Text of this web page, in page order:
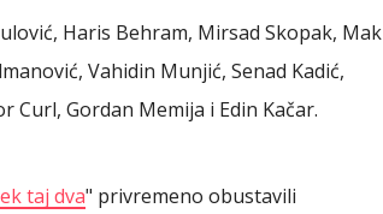
Haris Behram, Mirsad Skopak, Mak
Vahidin Munjić, Senad Kadić,
Curl, Gordan Memija i Edin Kačar.
taj dva" privremeno obustavili